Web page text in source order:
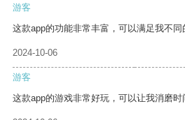
游客
这款app的功能非常丰富，可以满足我不同
2024-10-06
游客
这款app的游戏非常好玩，可以让我消磨时